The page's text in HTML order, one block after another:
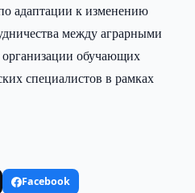
адаптации к изменению
между аграрными
организации обучающих
специалистов в рамках
Facebook